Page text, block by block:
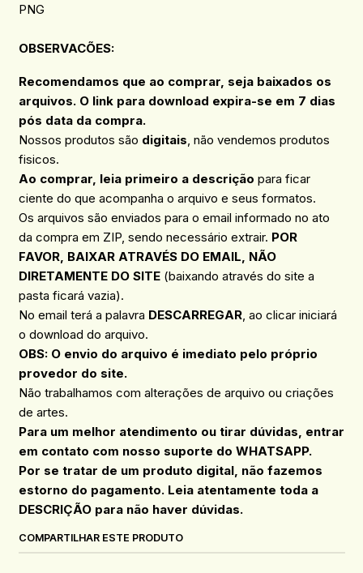
PNG
OBSERVACÕES:
Recomendamos que ao comprar, seja baixados os
arquivos. O link para download expira-se em 7 dias
pós data da compra.
Nossos produtos são digitais , não vendemos produtos
fisicos.
Ao comprar, leia primeiro a descrição para ficar
ciente do que acompanha o arquivo e seus formatos.
Os arquivos são enviados para o email informado no ato
da compra em ZIP, sendo necessário extrair. POR
FAVOR, BAIXAR ATRAVÉS DO EMAIL, NÃO
DIRETAMENTE DO SITE(baixando através do site a
pasta ficará vazia).
No email terá a palavra DESCARREGAR, ao clicar iniciará
o download do arquivo.
OBS: O envio do arquivo é imediato pelo próprio
provedor do site.
Não trabalhamos com alterações de arquivo ou criações
de artes.
Para um melhor atendimento ou tirar dúvidas, entrar
em contato com nosso suporte do WHATSAPP.
Por se tratar de um produto digital, não fazemos
estorno do pagamento. Leia atentamente toda a
DESCRIÇÃO para não haver dúvidas.
COMPARTILHAR ESTE PRODUTO